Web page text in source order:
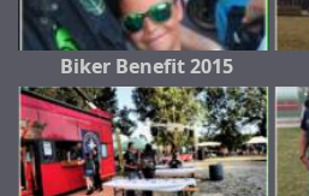
Biker Benefit 2015